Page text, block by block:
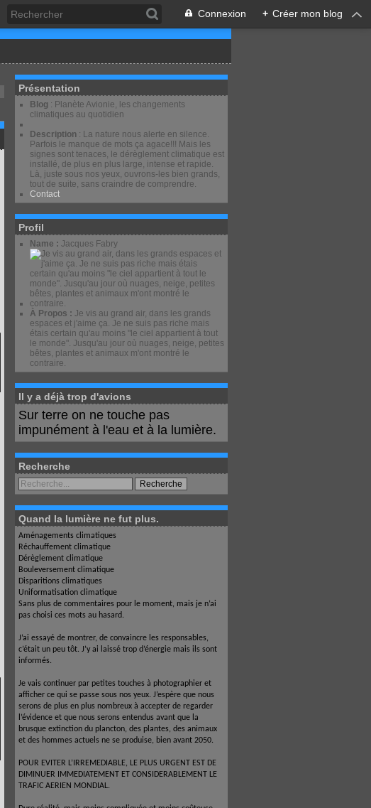
Connexion + Créer mon blog
Présentation
Blog : Planète Avionie, les changements
climatiques au quotidien
Description : La nature nous alerte en silence.
Parfois le manque de mots ça agace!!! Mais les
signes sont tenaces, le dérèglement climatique est
installé, de plus en plus large, intense et rapide.
Là, juste sous nos yeux, ouvrons-les bien grands,
tout de suite, sans craindre de comprendre.
Contact
Profil
Name : Jacques Fabry
À Propos : Je vis au grand air, dans les grands
espaces et j'aime ça. Je ne suis pas riche mais
étais certain qu'au moins "le ciel appartient à tout
le monde". Jusqu'au jour où nuages, neige, petites
bêtes, plantes et animaux m'ont montré le
contraire.
Il y a déjà trop d'avions
Sur terre on ne touche pas
impunément à l'eau et à la lumière.
Recherche
Quand la lumière ne fut plus.
Aménagements climatiques
Réchauffement climatique
Dérèglement climatique
Bouleversement climatique
Disparitions climatiques
Uniformatisation climatique
Sans plus de commentaires pour le moment, mais je n’ai
pas choisi ces mots au hasard.
J’ai essayé de montrer, de convaincre les responsables,
c’était un peu tôt. J’y ai laissé trop d’énergie mais ils sont
informés.
Je vais continuer par petites touches à photographier et
afficher ce qui se passe sous nos yeux. J’espère que nous
serons de plus en plus nombreux à accepter de regarder
l’évidence et que nous serons entendus avant que la
brusque extinction du plancton, des plantes, des animaux
et des hommes actuels ne se produise, bien avant 2050.
POUR EVITER L’IRREMEDIABLE, LE PLUS URGENT EST DE
DIMINUER IMMEDIATEMENT ET CONSIDERABLEMENT LE
TRAFIC AERIEN MONDIAL.